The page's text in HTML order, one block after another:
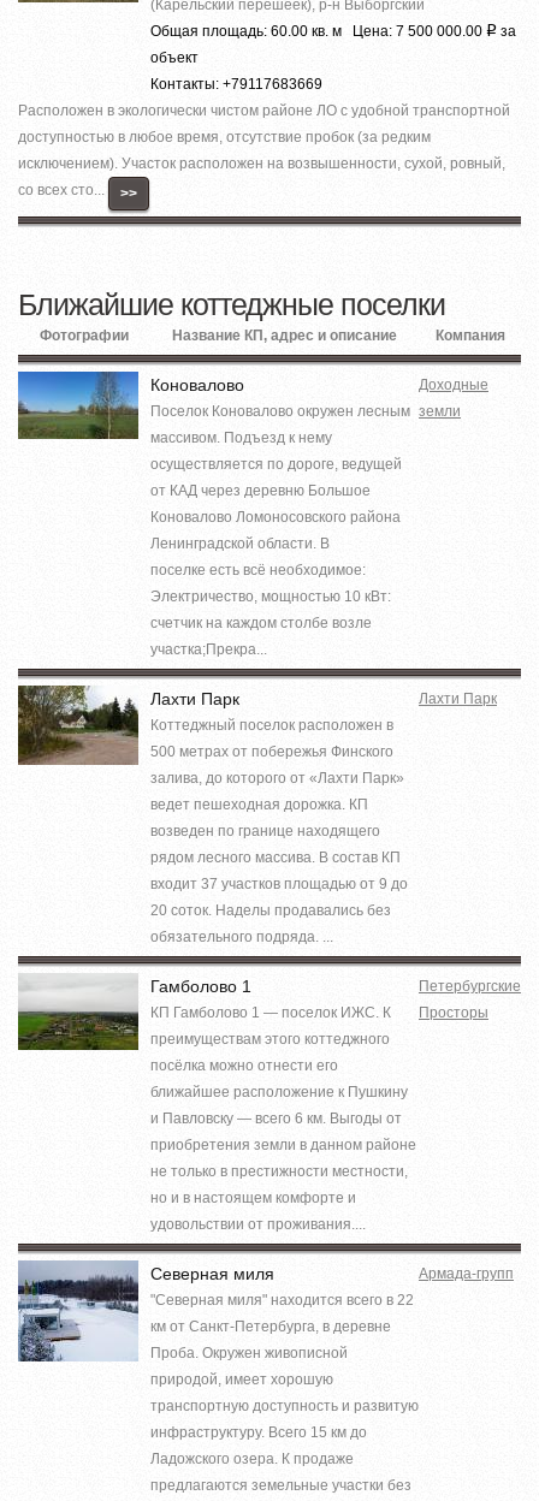
(Карельский перешеек), р-н Выборгский
Общая площадь: 60.00 кв. м Цена: 7 500 000.00 Р за
объект
Контакты: +79117683669
Расположен в экологически чистом районе ЛО с удобной транспортной
доступностью в любое время, отсутствие пробок (за редким
исключением). Участок расположен на возвышенности, сухой, ровный,
со всех сто...
>>
Ближайшие коттеджные поселки
Фотографии Название КП, адрес и описание Компания
Коновалово
Поселок Коновалово окружен лесным
массивом. Подъезд к нему
осуществляется по дороге, ведущей
от КАД через деревню Большое
Коновалово Ломоносовского района
Ленинградской области. В
поселке есть всё необходимое:
Электричество, мощностью 10 кВт:
счетчик на каждом столбе возле
участка;Прекра...
Доходные
земли
Лахти Парк
Коттеджный поселок расположен в
500 метрах от побережья Финского
залива, до которого от «Лахти Парк»
ведет пешеходная дорожка. КП
возведен по границе находящего
рядом лесного массива. В состав КП
входит 37 участков площадью от 9 до
20 соток. Наделы продавались без
обязательного подряда. ...
Лахти Парк
Гамболово 1
КП Гамболово 1 — поселок ИЖС. К
преимуществам этого коттеджного
посёлка можно отнести его
ближайшее расположение к Пушкину
и Павловску — всего 6 км. Выгоды от
приобретения земли в данном районе
не только в престижности местности,
но и в настоящем комфорте и
удовольствии от проживания....
Петербургские
Просторы
Северная миля
"Северная миля" находится всего в 22
км от Санкт-Петербурга, в деревне
Проба. Окружен живописной
природой, имеет хорошую
транспортную доступность и развитую
инфраструктуру. Всего 15 км до
Ладожского озера. К продаже
предлагаются земельные участки без
Армада-групп